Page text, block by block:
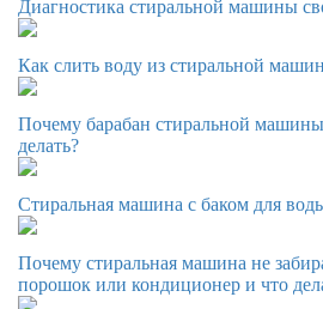
Диагностика стиральной машины
Как слить воду из стиральной
Почему барабан стиральной машины
делать?
Стиральная машина с баком для
Почему стиральная машина не
порошок или кондиционер и что